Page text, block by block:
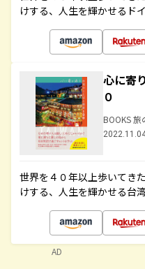
けする、人生を輝かせるド
心に寄
０
BOOKS
世界を４０年以上歩いてき
けする、人生を輝かせる台
AD